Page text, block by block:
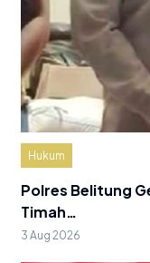
Hukum
Polres Belitung
Timah…
3 Aug 2026